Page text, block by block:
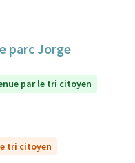
parc Jorge
par le tri citoyen
tri citoyen